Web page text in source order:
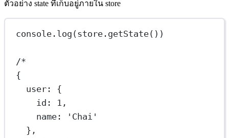
ตัวอย่าง state ที่เก็บอยู่ภายใน store
console. log (store. getState())
/*
{
user: {
id: 1,
name: 'Chai'
},